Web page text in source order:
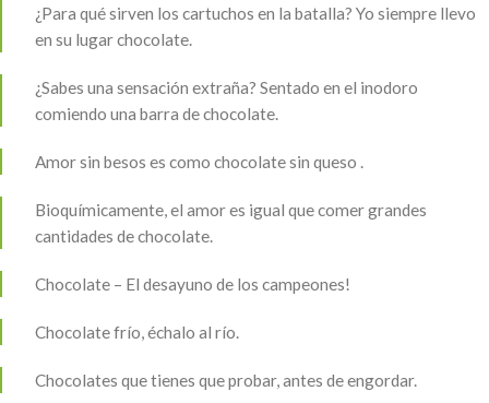
¿Para qué sirven los cartuchos en la batalla? Yo siempre llevo
en su lugar chocolate.
¿Sabes una sensación extraña? Sentado en el inodoro
comiendo una barra de chocolate.
Amor sin besos es como chocolate sin queso .
Bioquímicamente, el amor es igual que comer grandes
cantidades de chocolate.
Chocolate – El desayuno de los campeones!
Chocolate frío, échalo al río.
Chocolates que tienes que probar, antes de engordar.